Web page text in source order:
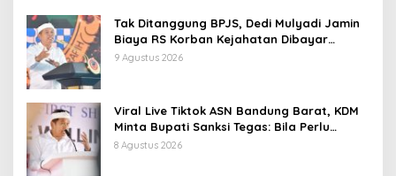
Tak Ditanggung BPJS, Dedi Mulyadi Jamin
Biaya RS Korban Kejahatan Dibayar
Pemprov Jabar
9 Agustus 2026
Viral Live Tiktok ASN Bandung Barat, KDM
Minta Bupati Sanksi Tegas: Bila Perlu
Pemberhentian
8 Agustus 2026